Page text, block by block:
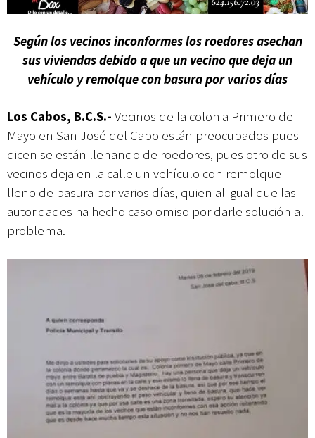
Según los vecinos inconformes los roedores asechan
sus viviendas debido a que un vecino que deja un
vehículo y remolque con basura por varios días
Los Cabos, B.C.S.- Vecinos de la colonia Primero de
Mayo en San José del Cabo están preocupados pues
dicen se están llenando de roedores, pues otro de sus
vecinos deja en la calle un vehículo con remolque
lleno de basura por varios días, quien al igual que las
autoridades ha hecho caso omiso por darle solución al
problema.